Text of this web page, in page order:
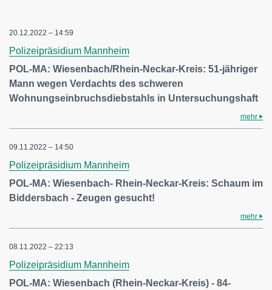
20.12.2022 – 14:59
Polizeipräsidium Mannheim
POL-MA: Wiesenbach/Rhein-Neckar-Kreis: 51-jähriger
Mann wegen Verdachts des schweren
Wohnungseinbruchsdiebstahls in Untersuchungshaft
mehr
09.11.2022 – 14:50
Polizeipräsidium Mannheim
POL-MA: Wiesenbach- Rhein-Neckar-Kreis: Schaum im
Biddersbach - Zeugen gesucht!
mehr
08.11.2022 – 22:13
Polizeipräsidium Mannheim
POL-MA: Wiesenbach (Rhein-Neckar-Kreis) - 84-